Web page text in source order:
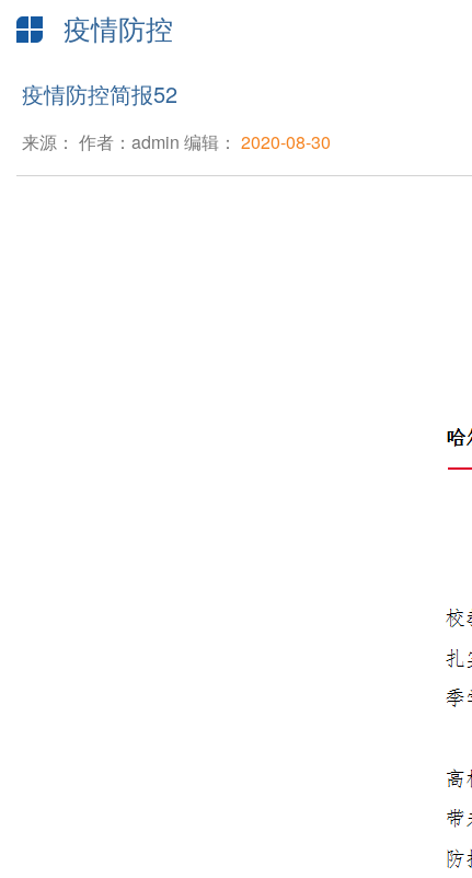
疫情防控
疫情防控简报52
来源： 作者：admin 编辑： 2020-08-30